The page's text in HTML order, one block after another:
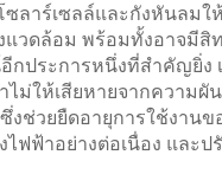
ลาร์เซลล์และกังหันลม
แวดล้อม พร้อมทั้งอาจ
ระการหนึ่งที่สำคัญยิ่ง
ให้เสียหายจากความ
ช่วยยืดอายุการใช้งา
ฟ้าอย่างต่อเนื่อง และ